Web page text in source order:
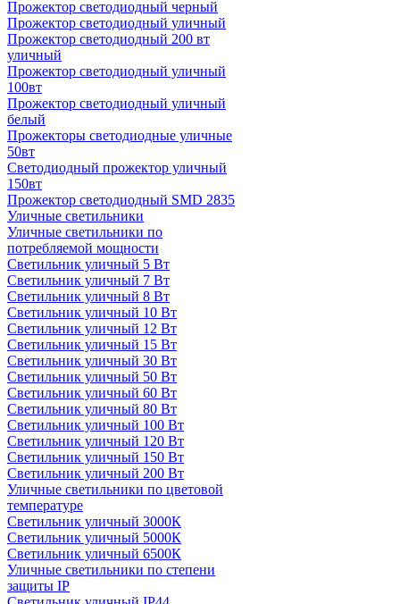
Прожектор светодиодный черный
Прожектор светодиодный уличный
Прожектор светодиодный 200 вт
уличный
Прожектор светодиодный уличный
100вт
Прожектор светодиодный уличный
белый
Прожекторы светодиодные уличные
50вт
Светодиодный прожектор уличный
150вт
Прожектор светодиодный SMD 2835
Уличные светильники
Уличные светильники по
потребляемой мощности
Светильник уличный 5 Вт
Светильник уличный 7 Вт
Светильник уличный 8 Вт
Светильник уличный 10 Вт
Светильник уличный 12 Вт
Светильник уличный 15 Вт
Светильник уличный 30 Вт
Светильник уличный 50 Вт
Светильник уличный 60 Вт
Светильник уличный 80 Вт
Светильник уличный 100 Вт
Светильник уличный 120 Вт
Светильник уличный 150 Вт
Светильник уличный 200 Вт
Уличные светильники по цветовой
температуре
Cветильник уличный 3000К
Cветильник уличный 5000К
Cветильник уличный 6500К
Уличные светильники по степени
защиты IP